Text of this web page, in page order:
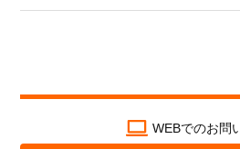
WEBでのお問